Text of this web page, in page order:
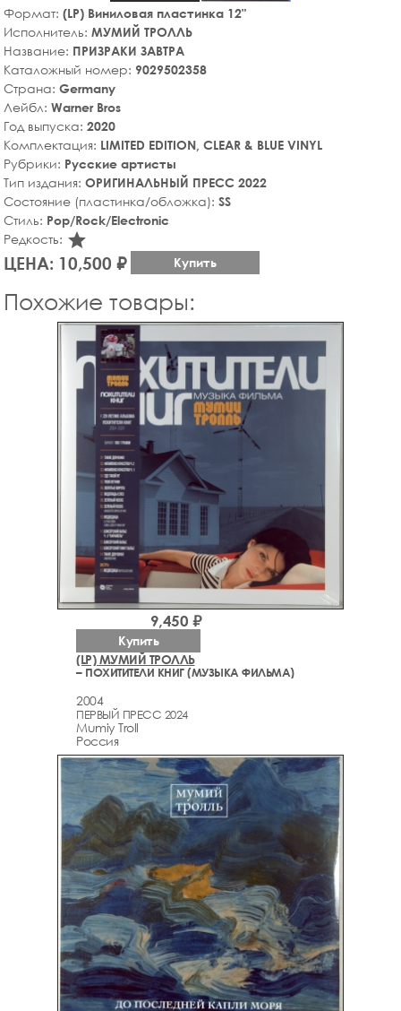
Формат: (LP) Виниловая пластинка 12"
Исполнитель: МУМИЙ ТРОЛЛЬ
Название: ПРИЗРАКИ ЗАВТРА
Каталожный номер: 9029502358
Страна: Germany
Лейбл: Warner Bros
Год выпуска: 2020
Комплектация: LIMITED EDITION, CLEAR & BLUE VINYL
Рубрики: Русские артисты
Тип издания: ОРИГИНАЛЬНЫЙ ПРЕСС 2022
Состояние (пластинка/обложка): SS
Стиль: Pop/Rock/Electronic
Редкость: star_rate
ЦЕНА: 10,500 ₽ Купить
Похожие товары:
(LP) МУМИЙ ТРОЛЛЬ
– ПОХИТИТЕЛИ КНИГ (МУЗЫКА ФИЛЬМА)
2004
ПЕРВЫЙ ПРЕСС 2024
Mumiy Troll
Россия
9,450 ₽
Купить